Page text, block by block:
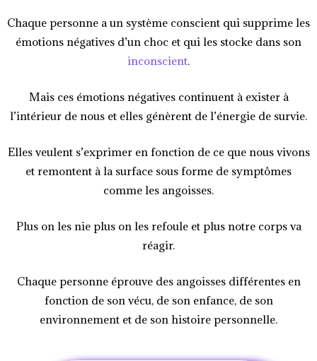
Chaque personne a un système conscient qui supprime les
émotions négatives d’un choc et qui les stocke dans son
inconscient.
Mais ces émotions négatives continuent à exister à
l’intérieur de nous et elles génèrent de l’énergie de survie.
Elles veulent s’exprimer en fonction de ce que nous vivons
et remontent à la surface sous forme de symptômes
comme les angoisses.
Plus on les nie plus on les refoule et plus notre corps va
réagir.
Chaque personne éprouve des angoisses différentes en
fonction de son vécu, de son enfance, de son
environnement et de son histoire personnelle.